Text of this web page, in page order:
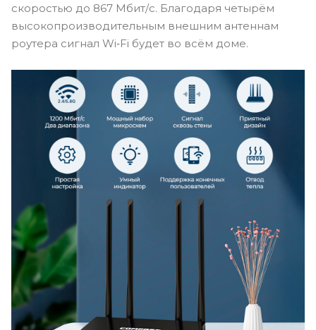
скоростью до 867 Мбит/с. Благодаря четырём
высокопроизводительным внешним антеннам
роутера сигнал Wi‑Fi будет во всём доме.